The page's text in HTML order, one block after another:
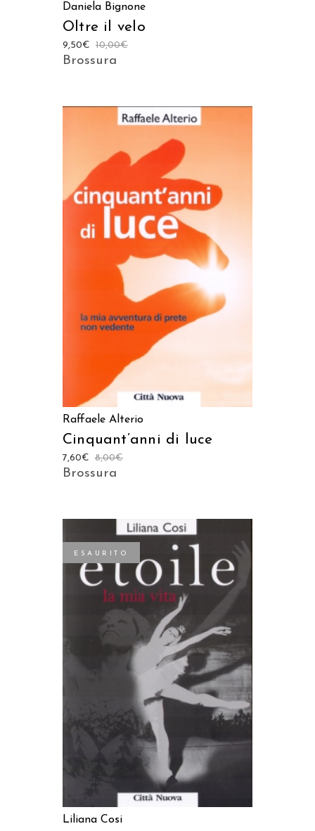
Daniela Bignone
Oltre il velo
10,00€
9,50€
Brossura
AGGIUNGI AL CARRELLO
Raffaele Alterio
Cinquant’anni di luce
8,00€
7,60€
Brossura
ESAURITO
LEGGI TUTTO
Liliana Cosi